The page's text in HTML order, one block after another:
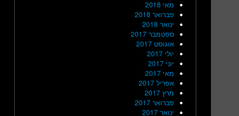
מאי 2018
פברואר 2018
ינואר 2018
ספטמבר 2017
אוגוסט 2017
יולי 2017
יוני 2017
מאי 2017
אפריל 2017
מרץ 2017
פברואר 2017
ינואר 2017